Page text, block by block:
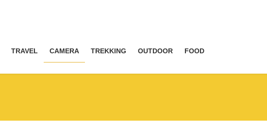
TRAVEL CAMERA TREKKING OUTDOOR FOOD